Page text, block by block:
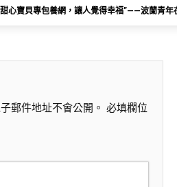
心寶貝專包養網，讓人覺得幸福”——波蘭青年
郵件地址不會公開。 必填欄位